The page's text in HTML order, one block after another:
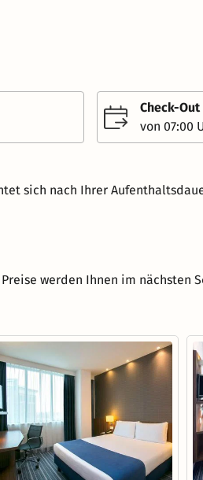
Check-Out
von 07:00
sich nach Ihrer
werden Ihnen im nächsten